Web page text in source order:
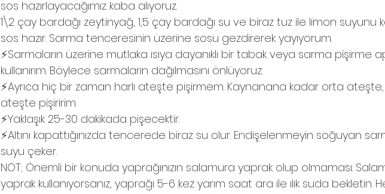
sos hazırlayacağımız kaba alıyoruz.
1\2 çay bardağı zeytinyağ, 1,5 çay bardağı su ve biraz tuz ile limon suyunu
sos hazır. Sarma tenceresinin üzerine sosu gezdirerek yayıyorum.
⚡️Sarmaların üzerine mutlaka ısıya dayanıklı bir tabak veya sarma pişirme
kullanırım. Böylece sarmaların dağılmasını önlüyoruz.
⚡️Ayrıca hiç bir zaman harlı ateşte pişirmem. Kaynanana kadar orta ateşte,
ateşte pişiririm.
⚡️Yaklaşık 25-30 dakikada pişecektir.
⚡️Altını kapattığınızda tencerede biraz su olur. Endişelenmeyin soğuyan
suyu çeker.
NOT; Önemli bir konuda yaprağınızın salamura yaprak olup olmaması.
yaprak kullanıyorsanız, yaprağı 5-6 kez yarım saat ara ile ılık suda bekletin.